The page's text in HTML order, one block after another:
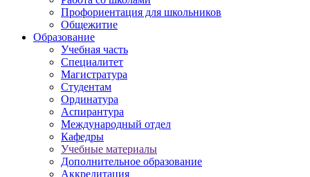
Профориентация для школьников
Общежитие
Образование
Учебная часть
Специалитет
Магистратура
Студентам
Ординатура
Аспирантура
Международный отдел
Кафедры
Учебные материалы
Дополнительное образование
Аккредитация